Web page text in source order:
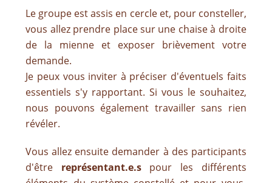
Le groupe est assis en cercle et, pour consteller,
vous allez prendre place sur une chaise à droite
de la mienne et exposer brièvement votre
demande.
Je peux vous inviter à préciser d'éventuels faits
essentiels s'y rapportant. Si vous le souhaitez,
nous pouvons également travailler sans rien
révéler.
Vous allez ensuite demander à des participants
d'être représentant.e.spour les différents